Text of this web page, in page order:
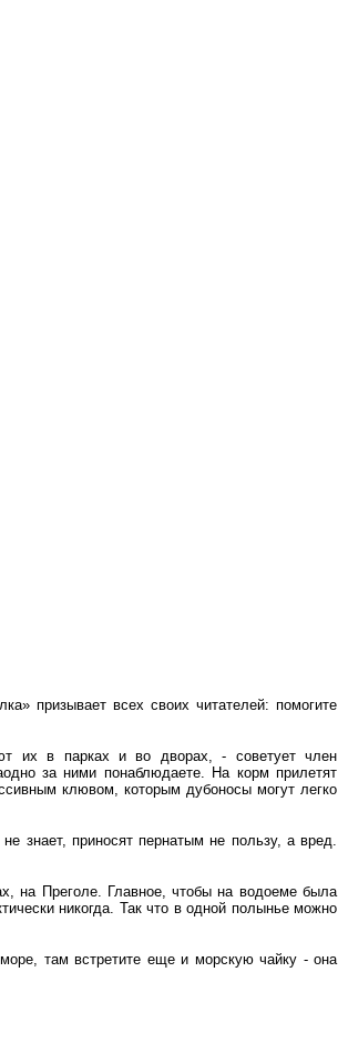
призывает всех своих читателей: помогите
их в парках и во дворах, - советует член
за ними понаблюдаете. На корм прилетят
клювом, которым дубоносы могут легко
знает, приносят пернатым не пользу, а вред.
на Преголе. Главное, чтобы на водоеме была
никогда. Так что в одной полынье можно
там встретите еще и морскую чайку - она